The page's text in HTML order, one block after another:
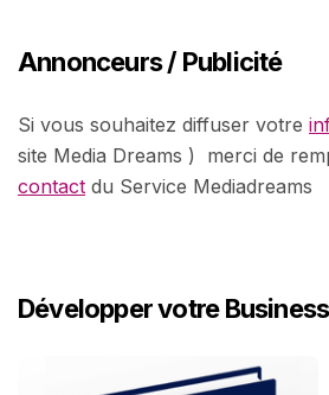
Annonceurs / Publicité
Si vous souhaitez diffuser votre
site Media Dreams ) merci de
contact du Service Mediadreams
Développer votre